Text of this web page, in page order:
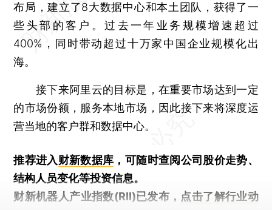
布局，建立了8大数据中心和本土团队，获得了一
些头部的客户。过去一年业务规模增速超过
400%，同时带动超过十万家中国企业规模化出
海。
接下来阿里云的目标是，在重要市场达到一定
的市场份额，服务本地市场，因此接下来将深度运
营当地的客户群和数据中心。
推荐进入财新数据库 ，可随时查阅公司股价走势、
结构人员变化等投资信息。
财新机器人产业指数(RII)已发布， 点击了解行业动